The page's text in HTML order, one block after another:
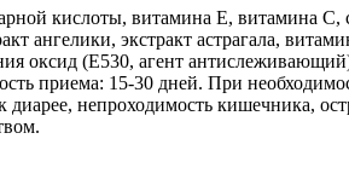
кислоты, витамина Е, витамина
ангелики, экстракт астрагала,
оксид (Е530, агент
приема: 15-30 дней. При
непроходимость кишечника,